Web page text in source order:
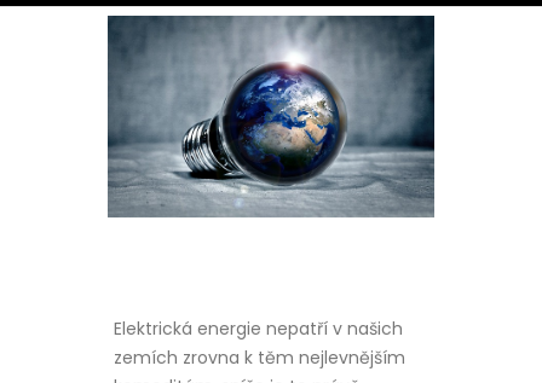
Elektrická energie nepatří v našich
zemích zrovna k těm nejlevnějším